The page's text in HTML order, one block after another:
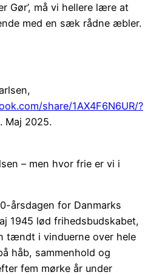
Gør’, må vi hellere lære at
med en sæk rådne æbler.
share/1AX4F6N6UR/?
Maj 2025.
– men hvor frie er vi i
årsdagen for Danmarks
1945 lød frihedsbudskabet,
tændt i vinduerne over hele
håb, sammenhold og
fem mørke år under